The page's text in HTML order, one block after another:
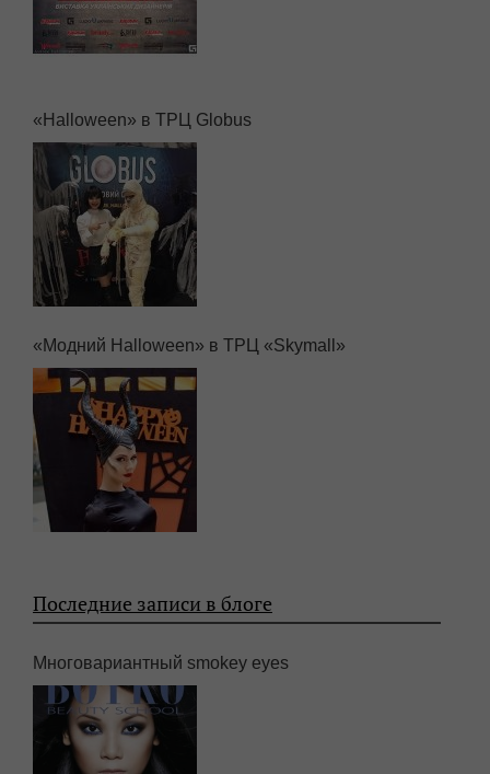
«Halloween» в ТРЦ Globus
«Модний Halloween» в ТРЦ «Skymall»
Последние записи в блоге
Многовариантный smokey eyes